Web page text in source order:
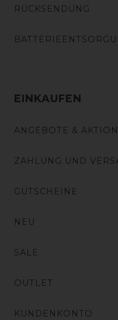
RÜCKSENDUNG
EINKAUFEN
ANGEBOTE &
ZAHLUNG UND
GUTSCHEINE
NEU
SALE
OUTLET
KUNDENKONTO